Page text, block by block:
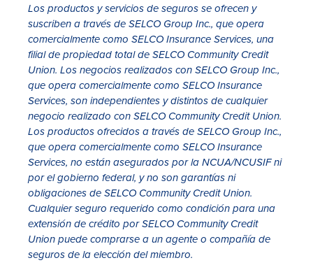
Los productos y servicios de seguros se ofrecen y
suscriben a través de SELCO Group Inc., que opera
comercialmente como SELCO Insurance Services, una
filial de propiedad total de SELCO Community Credit
Union. Los negocios realizados con SELCO Group Inc.,
que opera comercialmente como SELCO Insurance
Services, son independientes y distintos de cualquier
negocio realizado con SELCO Community Credit Union.
Los productos ofrecidos a través de SELCO Group Inc.,
que opera comercialmente como SELCO Insurance
Services, no están asegurados por la NCUA/NCUSIF ni
por el gobierno federal, y no son garantías ni
obligaciones de SELCO Community Credit Union.
Cualquier seguro requerido como condición para una
extensión de crédito por SELCO Community Credit
Union puede comprarse a un agente o compañía de
seguros de la elección del miembro.